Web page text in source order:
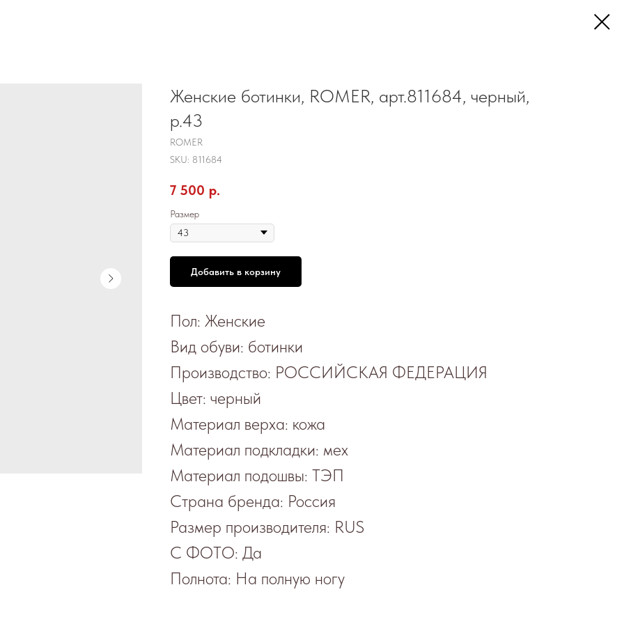
Женские ботинки, ROMER, арт.811684, черный,
р.43
ROMER
SKU: 811684
7 500 р.
Размер
Добавить в корзину
Пол: Женские
Вид обуви: ботинки
Производство: РОССИЙСКАЯ ФЕДЕРАЦИЯ
Цвет: черный
Материал верха: кожа
Материал подкладки: мех
Материал подошвы: ТЭП
Страна бренда: Россия
Размер производителя: RUS
С ФОТО: Да
Полнота: На полную ногу